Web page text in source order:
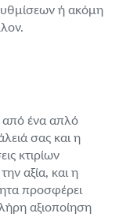
ή ακόμη
από ένα απλό
σας και η
κτιρίων
αξία, και η
προσφέρει
αξιοποίηση